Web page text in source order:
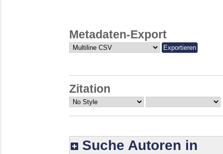
Metadaten-Export
Zitation
Suche Autoren in